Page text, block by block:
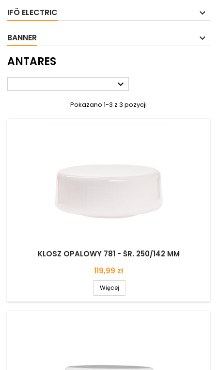
IFÖ ELECTRIC
BANNER
ANTARES

Pokazano 1-3 z 3 pozycji
KLOSZ OPALOWY 781 - ŚR. 250/142 MM
Cena
119,99 zł
Więcej